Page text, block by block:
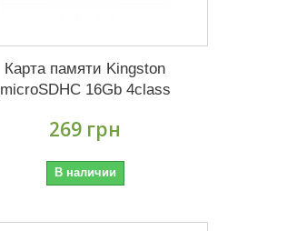
Карта памяти Kingston
microSDHC 16Gb 4class
269 грн
В наличии